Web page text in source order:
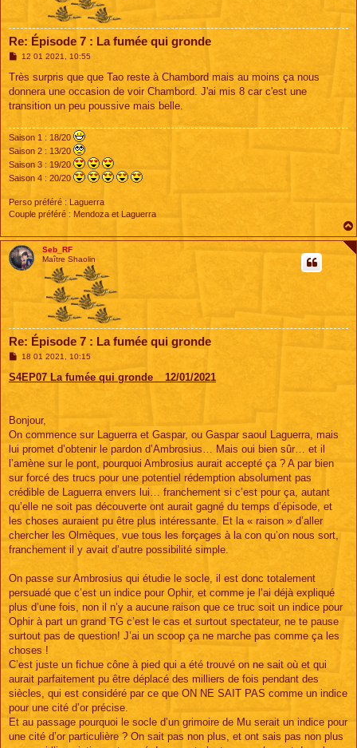
Re: Épisode 7 : La fumée qui gronde
M
s
a
g
12 01 2021, 10:55
Très surpris que que Tao reste à Chambord mais au moins ça nous
donnera une occasion de voir Chambord. J'ai mis 8 car c'est une
transition un peu poussive mais belle.
Saison 1 : 18/20
Saison 2 : 13/20
Saison 3 : 19/20
Saison 4 : 20/20
Perso préféré : Laguerra
Couple préféré : Mendoza et Laguerra
Seb_RF
Maître Shaolin
Re: Épisode 7 : La fumée qui gronde
M
s
s
18 01 2021, 10:15
S4EP07 La fumée qui gronde _ 12/01/2021
Bonjour,
On commence sur Laguerra et Gaspar, ou Gaspar saoul Laguerra, mais
lui promet d’obtenir le pardon d’Ambrosius… Mais oui bien sûr… et il
l’amène sur le pont, pourquoi Ambrosius aurait accepté ça ? A par bien
sur forcé des trucs pour une potentiel rédemption absolument pas
crédible de Laguerra envers lui… franchement si c’est pour ça, autant
qu’elle ne soit pas découverte ont aurait gagné du temps d’épisode, et
les choses auraient pu être plus intéressante. Et la « raison » d’aller
chercher les Olmèques, vue tous les forçages à la con qu’on nous sort,
franchement il y avait d’autre possibilité simple.
On passe sur Ambrosius qui étudie le socle, il est donc totalement
persuadé que c’est un indice pour Ophir, et comme je l’ai déjà expliqué
plus d’une fois, non il n’y a aucune raison que ce truc soit un indice pour
Ophir à part un grand TG c’est le cas et surtout spectateur, ne te pause
surtout pas de question! J’ai un scoop ça ne marche pas comme ça les
choses !
C’est juste un fichue cône à pied qui a été trouvé on ne sait où et qui
aurait parfaitement pu être déplacé des milliers de fois pendant des
siècles, qui est considéré par ce que ON NE SAIT PAS comme un indice
pour une cité d’or précise.
Et au passage pourquoi le socle d’un grimoire de Mu serait un indice pour
une cité d’or particulière ? On sait pas non plus, et ont sais pas non plus